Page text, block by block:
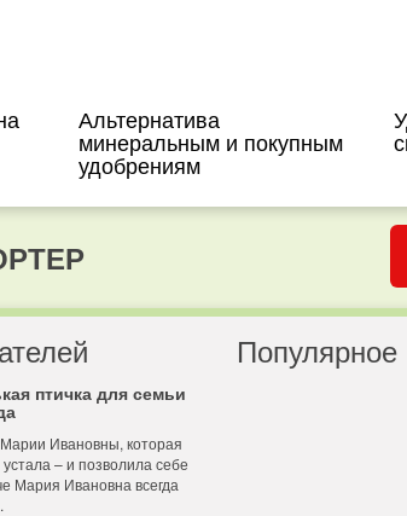
Альтернатива
минеральным и покупным
удобрениям
птичка для семьи
Ивановны, которая
– и позволила себе
Мария Ивановна всегда
Популярное